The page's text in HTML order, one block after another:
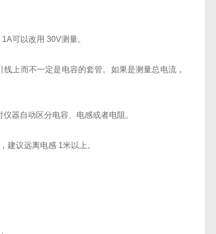
可以改用 30V测量。
上而不一定是电容的套管。如果是测量总电流，
器自动区分电容、电感或者电阻。
建议远离电感 1米以上。